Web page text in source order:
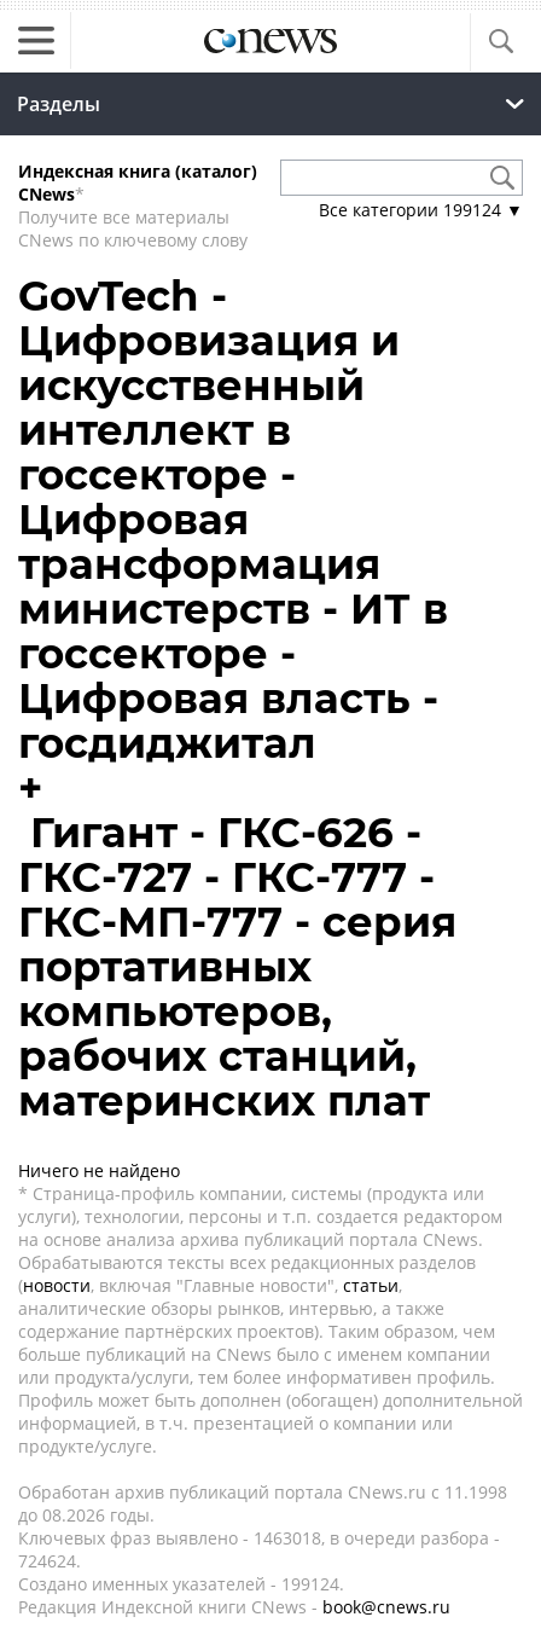
Разделы
Индексная книга (каталог)
CNews*
Получите все материалы
CNews по ключевому слову
Все категории 199124 ▼
GovTech -
Цифровизация и
искусственный
интеллект в
госсекторе -
Цифровая
трансформация
министерств - ИТ в
госсекторе -
Цифровая власть -
госдиджитал
+
Гигант - ГКС-626 -
ГКС-727 - ГКС-777 -
ГКС-МП-777 - серия
портативных
компьютеров,
рабочих станций,
материнских плат
Ничего не найдено
* Страница-профиль компании, системы (продукта или
услуги), технологии, персоны и т.п. создается редактором
на основе анализа архива публикаций портала CNews.
Обрабатываются тексты всех редакционных разделов
(новости, включая "Главные новости", статьи,
аналитические обзоры рынков, интервью, а также
содержание партнёрских проектов). Таким образом, чем
больше публикаций на CNews было с именем компании
или продукта/услуги, тем более информативен профиль.
Профиль может быть дополнен (обогащен) дополнительной
информацией, в т.ч. презентацией о компании или
продукте/услуге.
Обработан архив публикаций портала CNews.ru c 11.1998
до 08.2026 годы.
Ключевых фраз выявлено - 1463018, в очереди разбора -
724624.
Создано именных указателей - 199124.
Редакция Индексной книги CNews - book@cnews.ru